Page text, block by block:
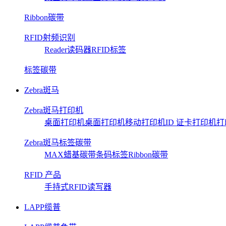
Ribbon碳带
RFID射频识别
Reader读码器RFID标签
标签碳带
Zebra斑马
Zebra斑马打印机
桌面打印机桌面打印机移动打印机ID 证卡打印机打
Zebra斑马标签碳带
MAX蜡基碳带条码标签Ribbon碳带
RFID 产品
手持式RFID读写器
LAPP缆普